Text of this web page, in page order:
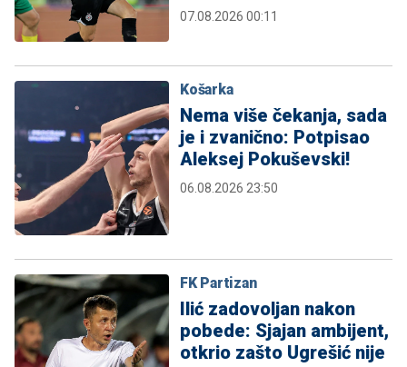
07.08.2026 00:11
Košarka
Nema više čekanja, sada
je i zvanično: Potpisao
Aleksej Pokuševski!
06.08.2026 23:50
FK Partizan
Ilić zadovoljan nakon
pobede: Sjajan ambijent,
otkrio zašto Ugrešić nije